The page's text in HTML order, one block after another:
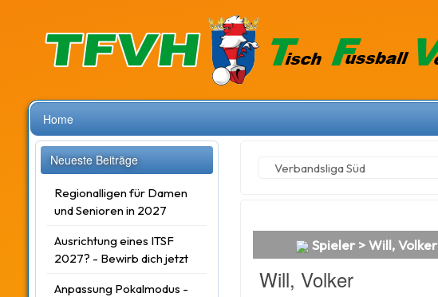
Home
Neueste Beiträge
Regionalligen für Damen
und Senioren in 2027
Ausrichtung eines ITSF
2027? - Bewirb dich jetzt
Anpassung Pokalmodus -
Verbandsliga Süd
Spieler > Will, Volker
Will, Volker